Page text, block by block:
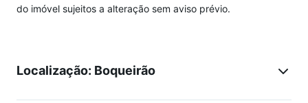
do imóvel sujeitos a alteração sem aviso prévio.
Localização: Boqueirão